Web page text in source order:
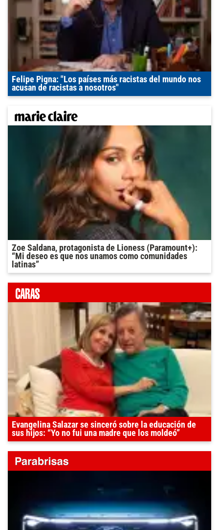
Felipe Pigna: "Los países más racistas del mundo nos
acusan de racistas a nosotros"
Zoe Saldana, protagonista de Lioness (Paramount+):
“Mi deseo es que nos unamos como comunidades
latinas”
Evangelina Salazar se sinceró sobre la educación de
sus hijos: “Yo no fui una madre que los moldeó”